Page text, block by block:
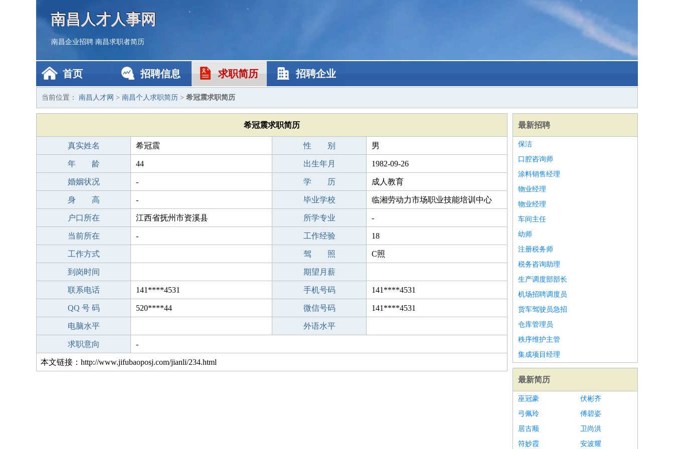
南昌人才人事网
南昌企业招聘 南昌求职者简历
首页 招聘信息 求职简历 招聘企业
当前位置： 南昌人才网 > 南昌个人求职简历 > 希冠震求职简历
希冠震求职简历
真实姓名 希冠震 性 别 男
年 龄 44 出生年月 1982-09-26
婚姻状况 - 学 历 成人教育
身 高 - 毕业学校 临湘劳动力市场职业技能培训中心
户口所在 江西省抚州市资溪县 所学专业 -
当前所在 - 工作经验 18
工作方式 驾 照 C照
到岗时间 期望月薪
联系电话 141****4531 手机号码 141****4531
QQ 号 码 520****44 微信号码 141****4531
电脑水平 外语水平
求职意向 -
本文链接：http://www.jifubaoposj.com/jianli/234.html
最新招聘
保洁
口腔咨询师
涂料销售经理
物业经理
物业经理
车间主任
幼师
注册税务师
税务咨询助理
生产调度部部长
机场招聘调度员
货车驾驶员急招
仓库管理员
秩序维护主管
集成项目经理
最新简历
巫冠豪
伏彬齐
弓佩玲
傅碧姿
居古顺
卫尚洪
符妙霞
安波耀